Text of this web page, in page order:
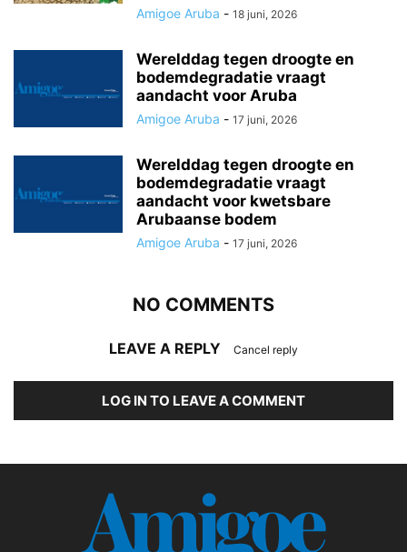
Amigoe Aruba - 18 juni, 2026
Werelddag tegen droogte en
bodemdegradatie vraagt
aandacht voor Aruba
Amigoe Aruba - 17 juni, 2026
Werelddag tegen droogte en
bodemdegradatie vraagt
aandacht voor kwetsbare
Arubaanse bodem
Amigoe Aruba - 17 juni, 2026
NO COMMENTS
LEAVE A REPLY Cancel reply
LOG IN TO LEAVE A COMMENT